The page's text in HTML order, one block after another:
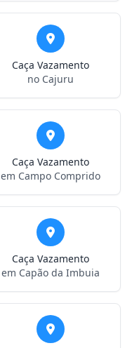
Caça Vazamento
no Cajuru
Caça Vazamento
em Campo Comprido
Caça Vazamento
em Capão da Imbuia